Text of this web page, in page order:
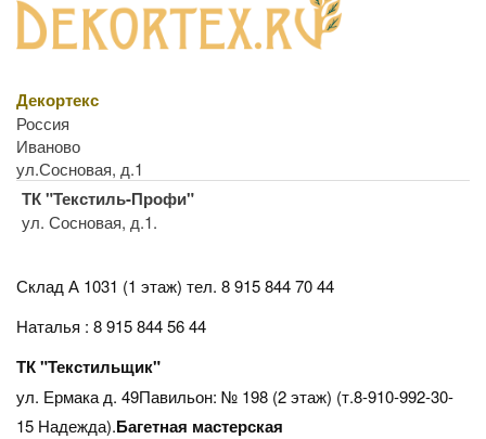
Декортекс
Россия
Иваново
ул.Сосновая, д.1
ТК "Текстиль-Профи"
ул. Сосновая, д.1.
Склад А 1031 (1 этаж) тел. 8 915 844 70 44
Наталья : 8 915 844 56 44
ТК "Текстильщик"
ул. Ермака д. 49Павильон: № 198 (2 этаж) (т.8-910-992-30-
15 Надежда).Багетная мастерская